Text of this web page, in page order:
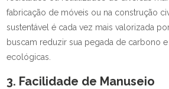
fabricação de móveis ou na construção
sustentável é cada vez mais valorizada
buscam reduzir sua pegada de carbono
ecológicas.
3. Facilidade de Manuseio